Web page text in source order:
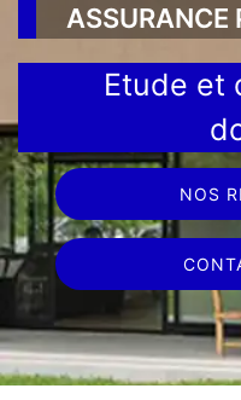
ASSURANCE
Etude et
NOS